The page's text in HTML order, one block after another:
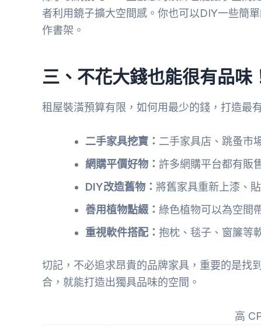
者利用鏡子擴大空間感。你也可以DIY一些簡
作書架。
三、不花大錢也能很有品味
租屋裝潢預算有限，如何用最少的錢，打造最
二手家具挖寶： 二手家具店、跳蚤市
網購平價好物： 許多網購平台都有販
DIY改造舊物： 將舊家具重新上漆、
善用植物點綴： 綠色植物可以為空間
重視軟件搭配： 抱枕、毯子、窗簾等
切記，不必追求昂貴的品牌家具，重要的是找
合，就能打造出獨具品味的空間。
高